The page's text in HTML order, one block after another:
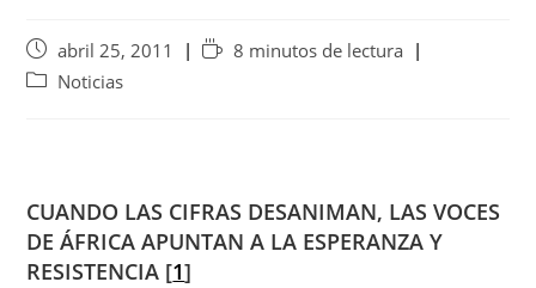
abril 25, 2011
8 minutos de lectura
Noticias
CUANDO LAS CIFRAS DESANIMAN, LAS VOCES
DE ÁFRICA APUNTAN A LA ESPERANZA Y
RESISTENCIA [1]